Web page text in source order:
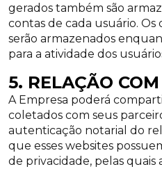
gerados também são
contas de cada usuário. Os
serão armazenados
para a atividade dos
5. RELAÇÃO
A Empresa poderá
coletados com seus
autenticação notarial do
que esses websites
de privacidade, pelas quais